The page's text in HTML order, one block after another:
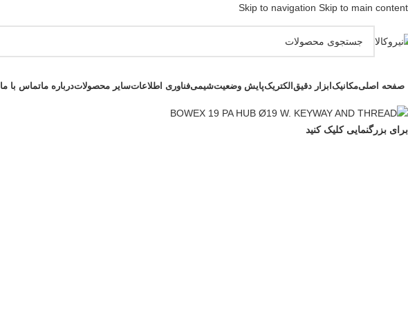
Skip to navigation Skip to main content
صفحه اصلیمکانیک ابزار دقیق الکتریکپایش وضعیتشیمیفناوری اطلاعاتسایر محصولاتدرباره ماتماس با ما
برای بزرگنمایی کلیک کنید